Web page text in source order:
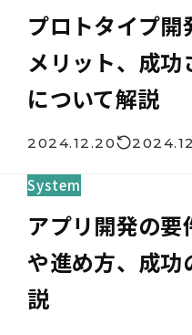
プロトタイプ
メリット、成功
について解説
2024.12.20
System
アプリ開発の
や進め方、成功
説